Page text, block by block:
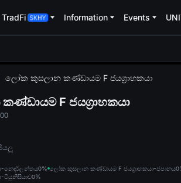
TradFi Information Events
ලෝක කුසලාන කණ්ඩායම F ජයග්‍රාහකයා
F ජයග්‍රාහකයා
නෙදර්ලන්තය0% ලෝක කුසලාන කණ්ඩායම F ජයග්‍රාහකයා-ජපානය
ටියුනීසියාව0%